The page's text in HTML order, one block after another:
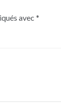
avec *